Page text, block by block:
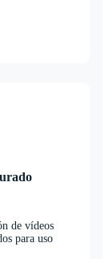
de vídeos
para uso